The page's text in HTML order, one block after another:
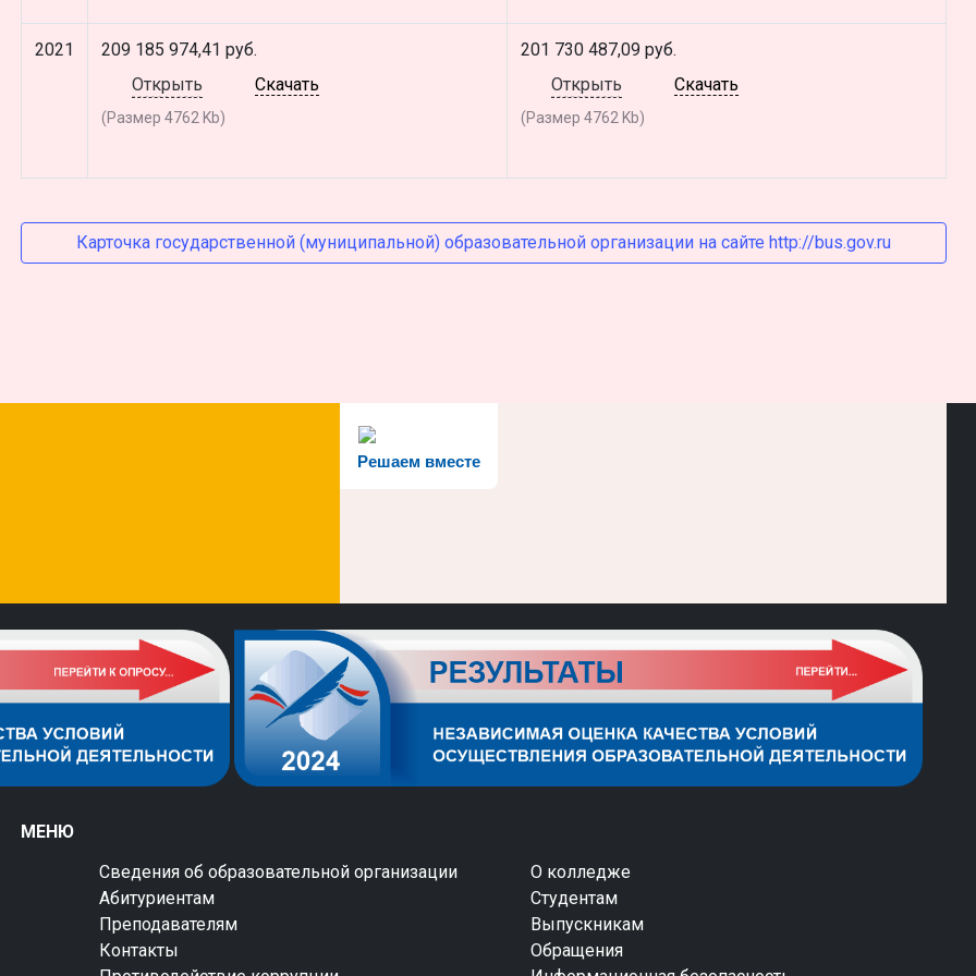
2021
209 185 974,41 руб.
Открыть
Скачать
(Размер 4762 Kb)
201 730 487,09 руб.
Открыть
Скачать
(Размер 4762 Kb)
Карточка государственной (муниципальной) образовательной организации на сайте http://bus.gov.ru
Решаем вместе
МЕНЮ
Сведения об образовательной организации
О колледже
Абитуриентам
Студентам
Преподавателям
Выпускникам
Контакты
Обращения